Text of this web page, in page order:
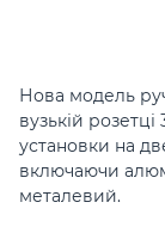
Нова модель
вузькій
установки на
включаючи
металевий.